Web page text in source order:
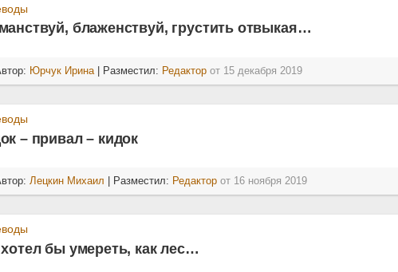
блаженствуй, грустить отвыкая…
Юрчук Ирина| Разместил: Редактор от 15 декабря 2019
– привал – кидок
Лецкин Михаил | Разместил: Редактор от 16 ноября 2019
бы умереть, как лес…